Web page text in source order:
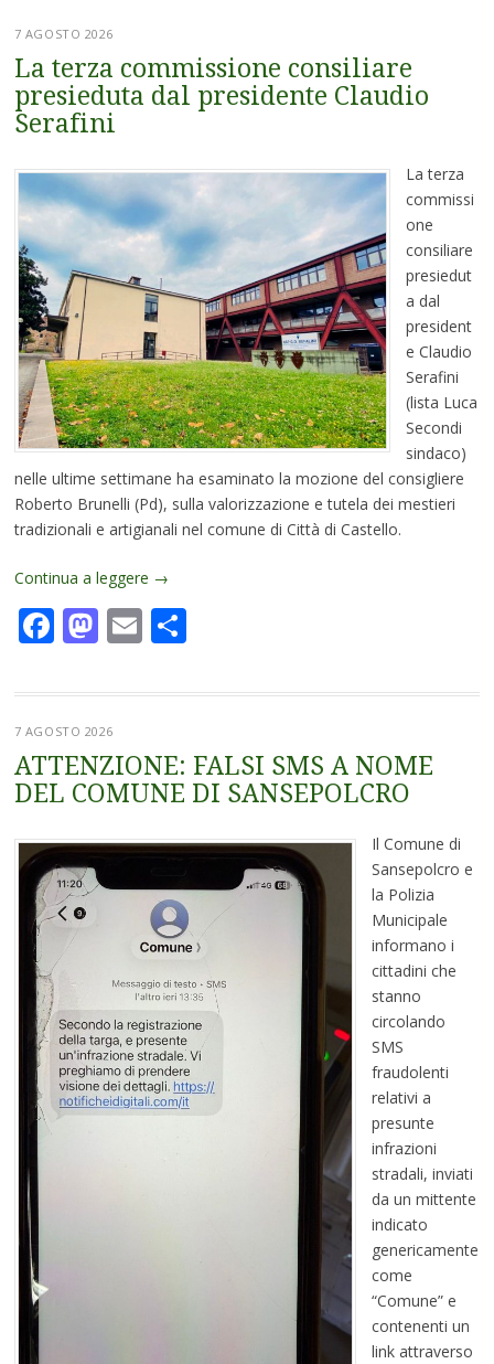
7 AGOSTO 2026
La terza commissione consiliare
presieduta dal presidente Claudio
Serafini
La terza
commissi
one
consiliare
presiedut
a dal
president
e Claudio
Serafini
(lista Luca
Secondi
sindaco)
nelle ultime settimane ha esaminato la mozione del consigliere
Roberto Brunelli (Pd), sulla valorizzazione e tutela dei mestieri
tradizionali e artigianali nel comune di Città di Castello.
Continua a leggere →
Facebook
Mastodon
EmailCondividi
7 AGOSTO 2026
ATTENZIONE: FALSI SMS A NOME
DEL COMUNE DI SANSEPOLCRO
Il Comune di
Sansepolcro e
la Polizia
Municipale
informano i
cittadini che
stanno
circolando
SMS
fraudolenti
relativi a
presunte
infrazioni
stradali, inviati
da un mittente
indicato
genericamente
come
“Comune” e
contenenti un
link attraverso